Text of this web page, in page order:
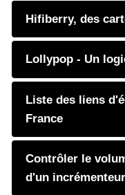
Hifiberry, des
Lollypop - Un
Liste des liens
France
Contrôler le
d'un